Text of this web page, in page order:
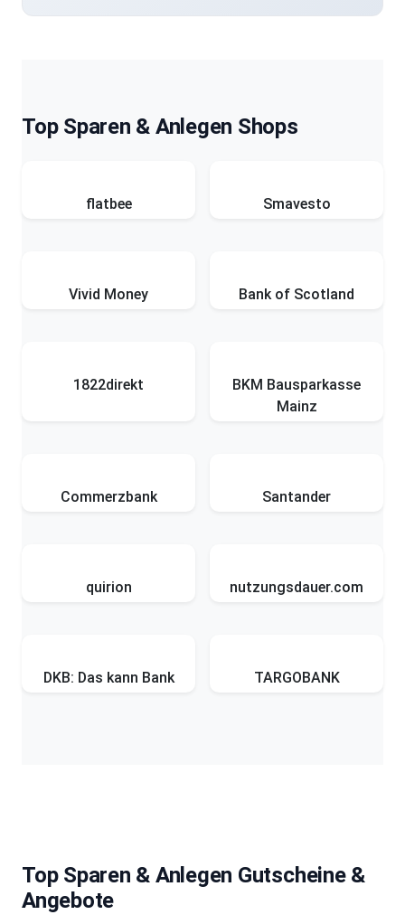
Top Sparen & Anlegen Shops
flatbee Smavesto
Vivid Money Bank of Scotland
1822direkt
BKM Bausparkasse
Mainz
Commerzbank Santander
quirion nutzungsdauer.com
DKB: Das kann Bank TARGOBANK
Top Sparen & Anlegen Gutscheine &
Angebote